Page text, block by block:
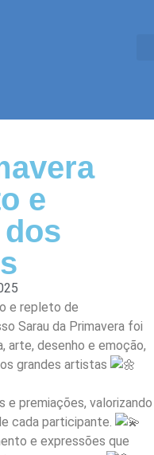
e
e repleto de
Sarau da Primavera foi
arte, desenho e emoção,
grandes artistas
e premiações, valorizando
cada participante.
e expressões que